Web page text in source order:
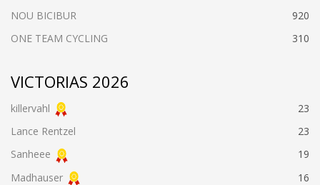
NOU BICIBUR
920
ONE TEAM CYCLING
310
VICTORIAS 2026
killervahl
23
Lance Rentzel
23
Sanheee
19
Madhauser
16